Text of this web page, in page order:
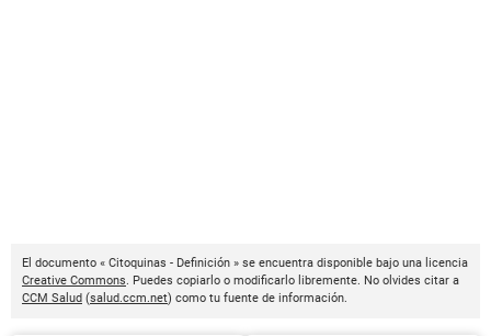
El documento « Citoquinas - Definición » se encuentra disponible bajo una licencia
Creative Commons. Puedes copiarlo o modificarlo libremente. No olvides citar a
CCM Salud (salud.ccm.net) como tu fuente de información.